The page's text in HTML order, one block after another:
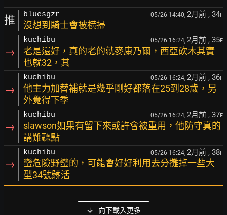
推 bluesgzr 05/26 14:40, 2月前 , 34F
沒想到騎士會被橫掃
→
kuchibu 05/26 16:24, 2月前 , 35F
老是還好，真的老的就麥康乃爾，西亞砍木其實
也就32，其
→
kuchibu 05/26 16:24, 2月前 , 36F
他主力加替補就是幾乎剛好都落在25到28歲，另
外覺得下季
→
kuchibu 05/26 16:24, 2月前 , 37F
slawson如果有留下來或許會被重用，他防守真的
講難聽點
→
kuchibu 05/26 16:24, 2月前 , 38F
蠻危險野蠻的，可能會好好利用去分攤掉一些大
型34號髒活
向下載入更多